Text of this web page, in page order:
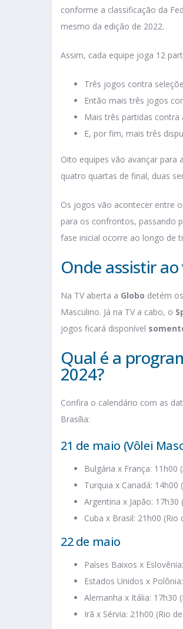
conforme a classificação da
mesmo da edição de 2022.
Assim, cada equipe joga 12
Três jogos contra
Então mais três jogos
Mais três partidas contra
E, por fim, mais três
Oito equipes vão avançar
quatro quartas de final, duas
Os jogos vão acontecer entre
para os confrontos, passando
fase inicial ocorre ao longo de
Onde assistir ao
Na TV aberta a Globo detém
Masculino. Já na TV a cabo, o
jogos ficará disponível
Qual é a
2024?
Confira o calendário com as
Brasília:
21 de maio (Vôlei
Bulgária x França: 11h00
Turquia x Canadá: 14h00
Argentina x Japão: 17h30
Cuba x Brasil: 21h00 (Rio
22 de maio
Países Baixos x
Estados Unidos x
Alemanha x Itália: 17h30
Irã x Sérvia: 21h00 (Rio